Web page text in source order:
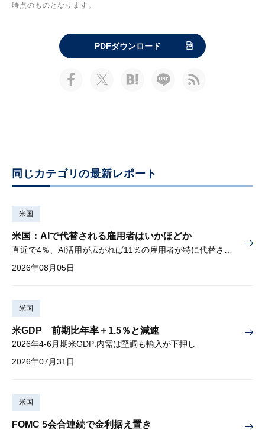
時点のものとなります。
PDFダウンロード
同じカテゴリの最新レポート
米国
米国：AIで代替される雇用者はいかほどか
2026年08月05日
米国
米GDP 前期比年率＋1.5％と減速
2026年4-6月期米GDP:内需は堅調も輸入が下押し
2026年07月31日
米国
FOMC 5会合連続で金利据え置き